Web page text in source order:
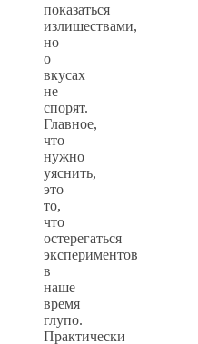
показаться
излишествами,
но
о
вкусах
не
спорят.
Главное,
что
нужно
уяснить,
это
то,
что
остерегаться
экспериментов
в
наше
время
глупо.
Практически